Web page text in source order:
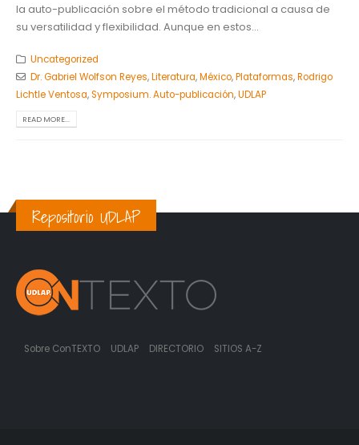
la auto-publicación sobre el método tradicional a causa de
su versatilidad y flexibilidad. Aunque en estos...
Uncategorized
Dr. Gabriel Wolfson Reyes,Literatura,México,Plataformas,Rodrigo
Lichtle Ventosa,Symposium. Auto-publicación,UDLAP
READ MORE...
Repositorio UDLAP
Sobre ConTEXTO UDLAP DIRECTORIO SITIOS A-Z